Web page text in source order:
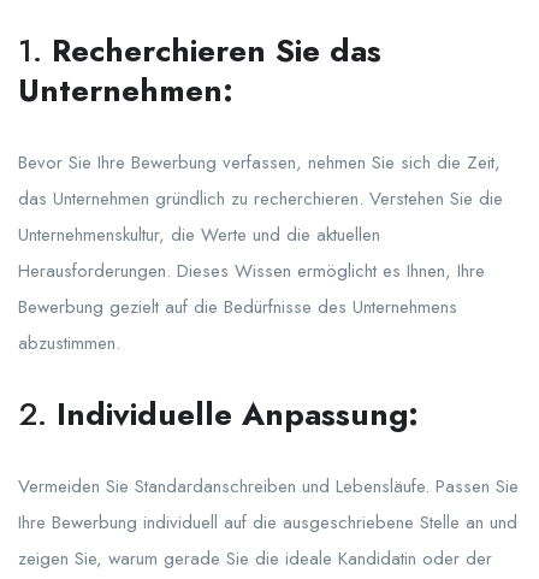
1. Recherchieren Sie das
Unternehmen:
Bevor Sie Ihre Bewerbung verfassen, nehmen Sie sich die Zeit,
das Unternehmen gründlich zu recherchieren. Verstehen Sie die
Unternehmenskultur, die Werte und die aktuellen
Herausforderungen. Dieses Wissen ermöglicht es Ihnen, Ihre
Bewerbung gezielt auf die Bedürfnisse des Unternehmens
abzustimmen.
2. Individuelle Anpassung:
Vermeiden Sie Standardanschreiben und Lebensläufe. Passen Sie
Ihre Bewerbung individuell auf die ausgeschriebene Stelle an und
zeigen Sie, warum gerade Sie die ideale Kandidatin oder der